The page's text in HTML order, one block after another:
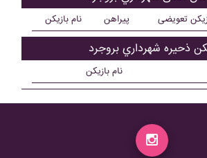
نام بازیکن پیراهن تعویضی
ذحیره شهرداري بروجرد
نام بازیکن